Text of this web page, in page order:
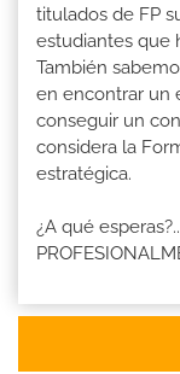
titulados de FP
estudiantes que
También
en encontrar un
conseguir un
considera la
estratégica.
¿A qué